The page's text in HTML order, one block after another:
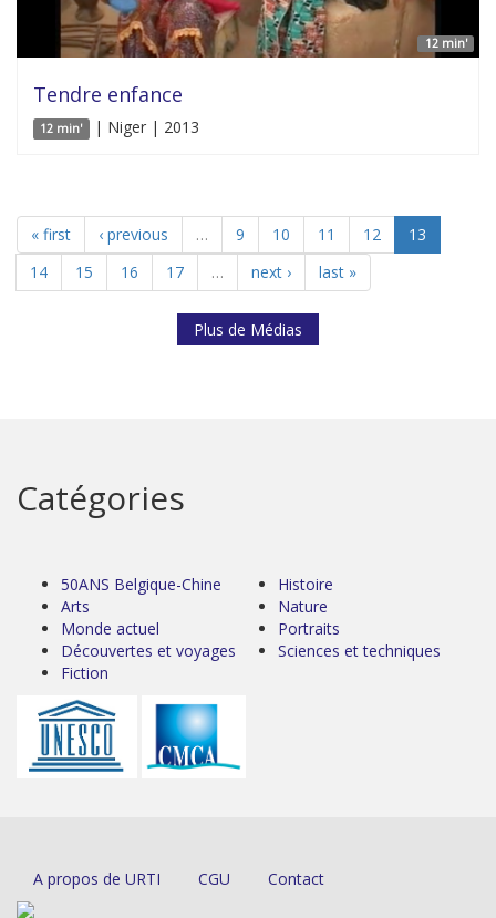
12 min'
Tendre enfance
12 min' | Niger | 2013
« first ‹ previous … 9 10 11 12
13
14
15 16 17 … next › last »
Plus de Médias
Catégories
50ANS Belgique-Chine
Arts
Monde actuel
Découvertes et voyages
Fiction
Histoire
Nature
Portraits
Sciences et techniques
A propos de URTI CGU Contact